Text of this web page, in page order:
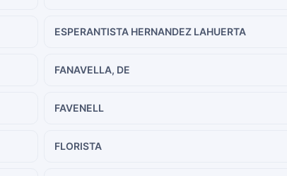
ESPERANTISTA HERNANDEZ LAHUERTA
FANAVELLA, DE
FAVENELL
FLORISTA